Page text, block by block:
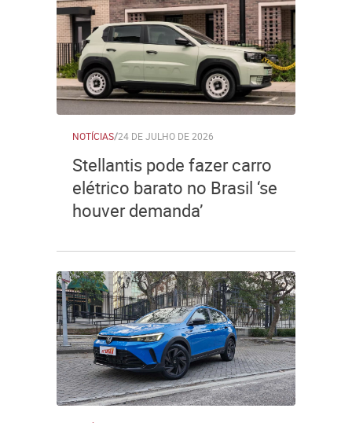
NOTÍCIAS/24 DE JULHO DE 2026
Stellantis pode fazer carro
elétrico barato no Brasil ‘se
houver demanda’